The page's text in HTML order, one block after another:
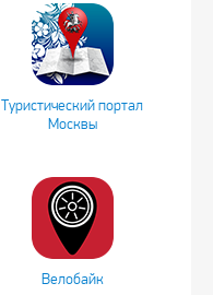
Туристический портал
Москвы
Велобайк